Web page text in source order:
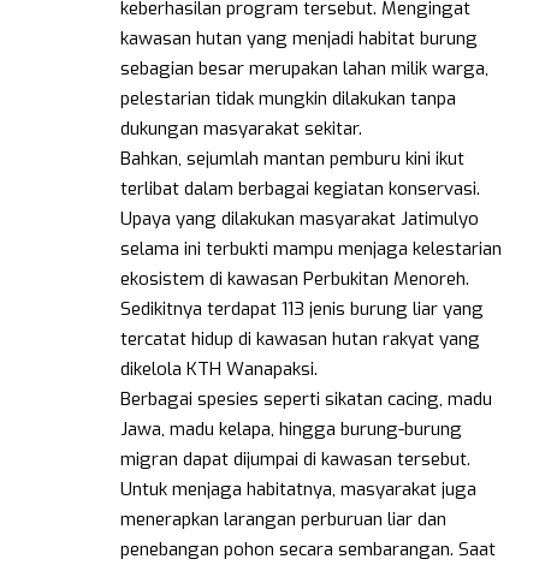
keberhasilan program tersebut. Mengingat
kawasan hutan yang menjadi habitat burung
sebagian besar merupakan lahan milik warga,
pelestarian tidak mungkin dilakukan tanpa
dukungan masyarakat sekitar.
Bahkan, sejumlah mantan pemburu kini ikut
terlibat dalam berbagai kegiatan konservasi.
Upaya yang dilakukan masyarakat Jatimulyo
selama ini terbukti mampu menjaga kelestarian
ekosistem di kawasan Perbukitan Menoreh.
Sedikitnya terdapat 113 jenis burung liar yang
tercatat hidup di kawasan hutan rakyat yang
dikelola KTH Wanapaksi.
Berbagai spesies seperti sikatan cacing, madu
Jawa, madu kelapa, hingga burung-burung
migran dapat dijumpai di kawasan tersebut.
Untuk menjaga habitatnya, masyarakat juga
menerapkan larangan perburuan liar dan
penebangan pohon secara sembarangan. Saat